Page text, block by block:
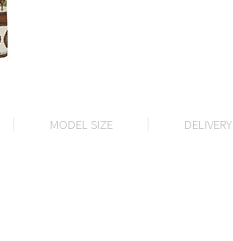
MODEL SIZE DELIVERY